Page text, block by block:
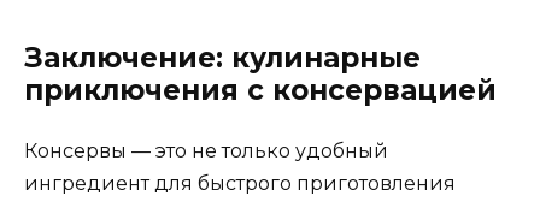
Заключение: кулинарные
приключения с консервацией
Консервы — это не только удобный
ингредиент для быстрого приготовления